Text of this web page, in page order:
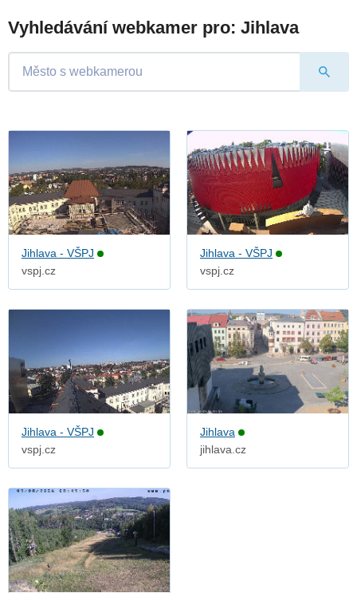
Vyhledávání webkamer pro: Jihlava
Jihlava - VŠPJ
vspj.cz
Jihlava - VŠPJ
vspj.cz
Jihlava - VŠPJ
vspj.cz
Jihlava
jihlava.cz